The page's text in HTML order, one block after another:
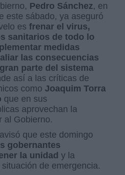
Pedro Sánchez, en
este sábado, ya aseguró
esfrenar el virus,
sanitarios de todo lo
medidas
las consecuencias
parte del sistema
así a las críticas de
como Joaquim Torra
que en sus
aprovechan la
al Gobierno.
que este domingo
gobernantes
la unidad y la
de emergencia.